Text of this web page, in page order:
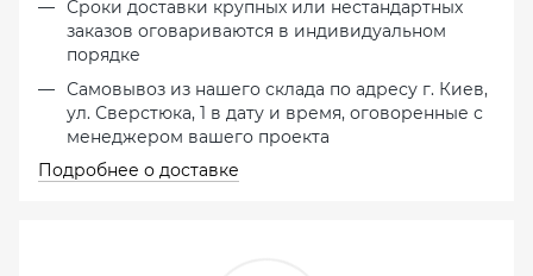
Сроки доставки крупных или нестандартных
заказов оговариваются в индивидуальном
порядке
Самовывоз из нашего склада по адресу г. Киев,
ул. Сверстюка, 1 в дату и время, оговоренные с
менеджером вашего проекта
Подробнее о доставке